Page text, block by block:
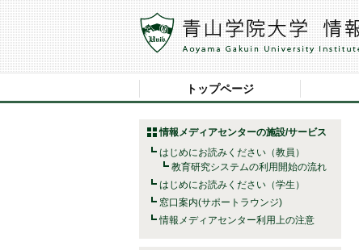
トップページ
情報メディアセンターの施設/サービス
はじめにお読みください（教員）
教育研究システムの利用開始の流れ
はじめにお読みください（学生）
窓口案内(サポートラウンジ)
情報メディアセンター利用上の注意